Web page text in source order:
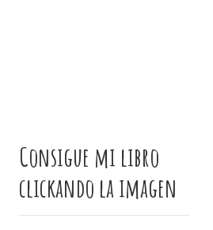
Consigue mi libro
clickando la imagen